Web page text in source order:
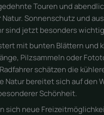
Touren und
Sonnenschutz und
sind jetzt besonders
mit bunten Blättern und
Pilzsammeln oder
schätzen die
Natur bereitet sich auf den
Schönheit.
sich neue